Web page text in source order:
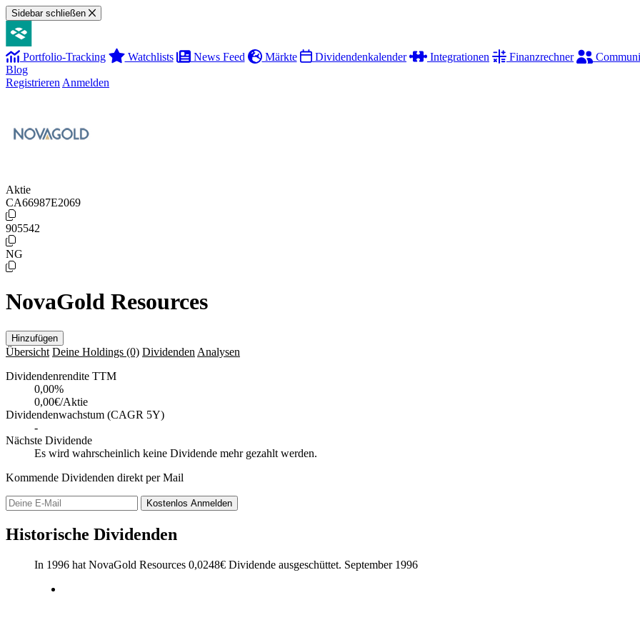
Sidebar schließen
Portfolio-Tracking Watchlists News Feed Märkte Dividendenkalender Integrationen Finanzrechner
Blog
Registrieren Anmelden
Aktie
CA66987E2069
905542
NG
NovaGold Resources
Hinzufügen
Übersicht Deine Holdings (0) Dividenden Analysen
Dividendenrendite TTM
0,00%
0,00€/Aktie
Dividendenwachstum (CAGR 5Y)
-
Nächste Dividende
Es wird wahrscheinlich keine Dividende mehr gezahlt werden.
Kommende Dividenden direkt per Mail
Kostenlos Anmelden
Historische Dividenden
In 1996 hat NovaGold Resources 0,0248€ Dividende ausgeschüttet. September 1996